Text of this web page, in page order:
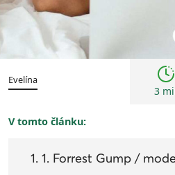
Evelína
3
V tomto článku:
1. Forrest Gump /